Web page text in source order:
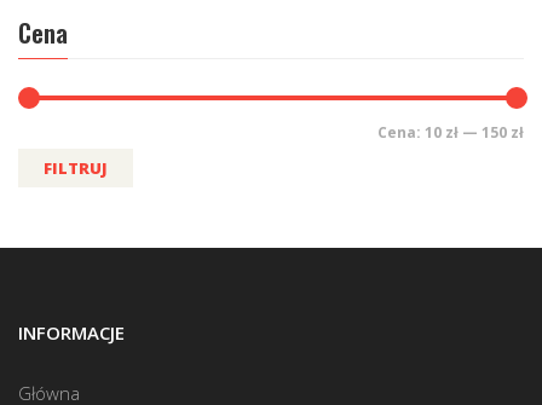
Cena
FILTRUJ
Cena: 10 zł — 150 zł
INFORMACJE
Główna